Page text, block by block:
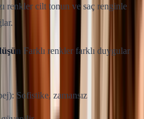
renkler cilt tonun ve saç renginle
Farklı renkler farklı duygular
Sofistike, zamansız